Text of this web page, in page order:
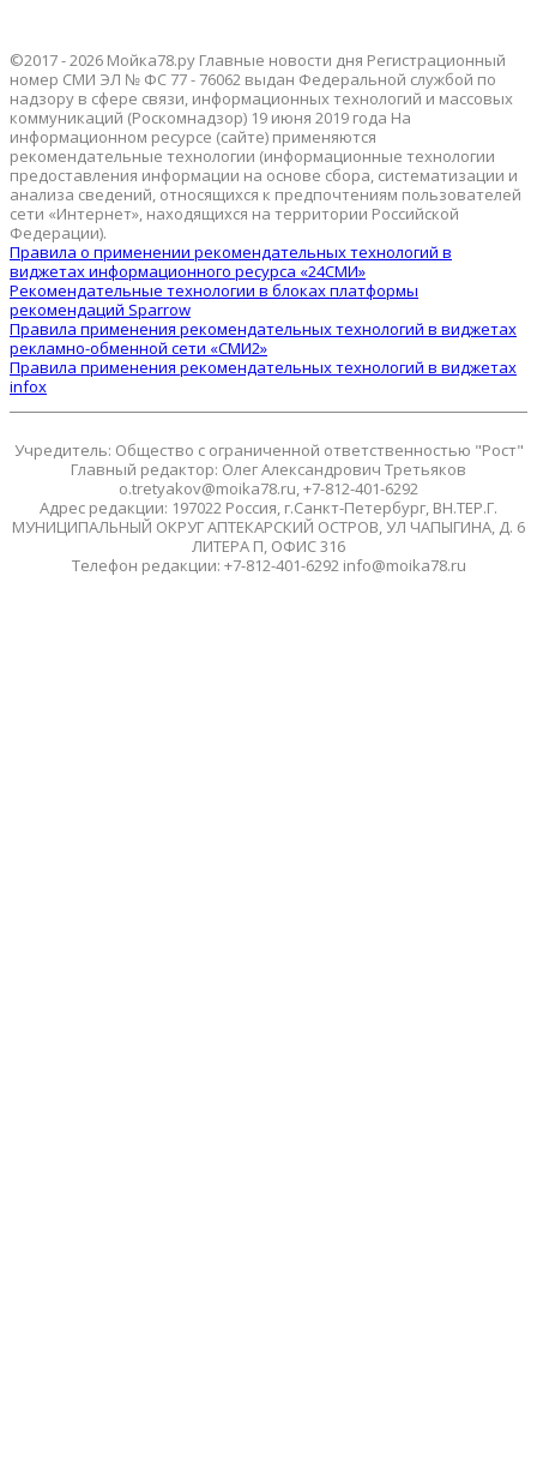
©2017 - 2026 Мойка78.ру Главные новости дня Регистрационный
номер СМИ ЭЛ № ФС 77 - 76062 выдан Федеральной службой по
надзору в сфере связи, информационных технологий и массовых
коммуникаций (Роскомнадзор) 19 июня 2019 года На
информационном ресурсе (сайте) применяются
рекомендательные технологии (информационные технологии
предоставления информации на основе сбора, систематизации и
анализа сведений, относящихся к предпочтениям пользователей
сети «Интернет», находящихся на территории Российской
Федерации).
Правила о применении рекомендательных технологий в
виджетах информационного ресурса «24СМИ»
Рекомендательные технологии в блоках платформы
рекомендаций Sparrow
Правила применения рекомендательных технологий в виджетах
рекламно-обменной сети «СМИ2»
Правила применения рекомендательных технологий в виджетах
infox
Учредитель: Общество с ограниченной ответственностью "Рост"
Главный редактор: Олег Александрович Третьяков
o.tretyakov@moika78.ru, +7-812-401-6292
Адрес редакции: 197022 Россия, г.Санкт-Петербург, ВН.ТЕР.Г.
МУНИЦИПАЛЬНЫЙ ОКРУГ АПТЕКАРСКИЙ ОСТРОВ, УЛ ЧАПЫГИНА, Д. 6
ЛИТЕРА П, ОФИС 316
Телефон редакции: +7-812-401-6292 info@moika78.ru